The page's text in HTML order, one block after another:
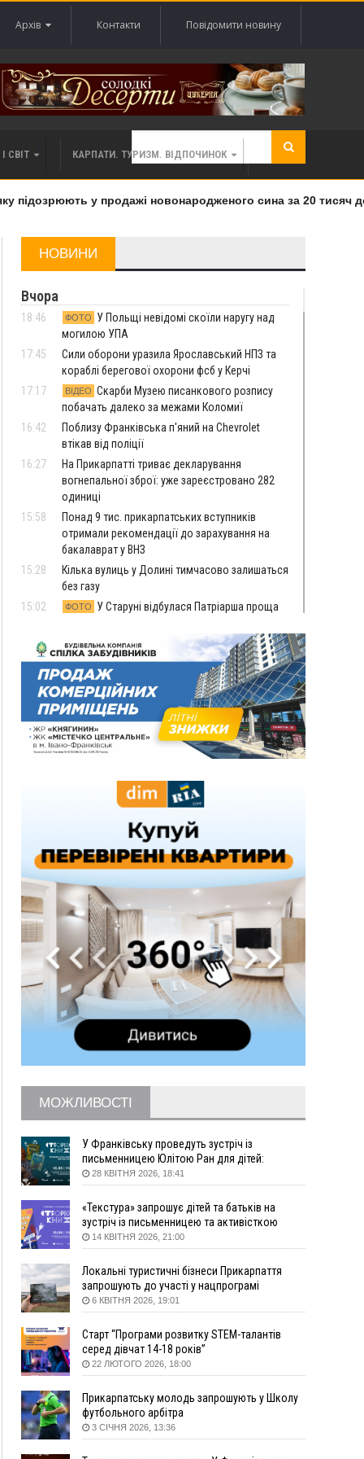
Архів Контакти Повідомити новину
СВІТ КАРПАТИ. ТУРИЗМ. ВІДПОЧИНОК
підозрюють у продажі новонародженого сина за 20 тисяч
НОВИНИ
Вчора
18:46 ФОТО
У Польщі невідомі скоїли наругу над
могилою УПА
17:45
Сили оборони уразила Ярославський НПЗ та
кораблі берегової охорони фсб у Керчі
17:17
ВІДЕО Скарби Музею писанкового розпису
побачать далеко за межами Коломиї
16:42
Поблизу Франківська п'яний на Chevrolet
втікав від поліції
16:27
На Прикарпатті триває декларування
вогнепальної зброї: уже зареєстровано 282
одиниці
15:58
Понад 9 тис. прикарпатських вступників
отримали рекомендації до зарахування на
бакалаврат у ВНЗ
15:28
Кілька вулиць у Долині тимчасово залишаться
без газу
15:02
ФОТО
У Старуні відбулася Патріарша проща
Франківець Лев Кишакевич не зможе стати
суддею Міжнародного кримінального суду
14:14
У Ворохті проведуть Кубок ФЛСУ зі стрибків
на лижах, пам'яті оборонця Богдана Бухонка
13:30
ФОТО На Калущині розшукали чоловіка, який
три дні блукав у лісі
13:14
Боднар розповів про реакцію влади Польщі
"Едельвейси" щемливо привітали рідну
Коломию з Днем міста
Вчора у Франківську, Коломиї, Долині та
Яремче зафіксували рекордну спеку
11:45
У Надвірній п'яна жінка побила малолітнього
хлопчика: суд призначив штраф і 30 тисяч
компенсації
11:17
У басейні Дністра встановилася гідрологічна
посуха - рівні води наблизилися до найнижчих
показників
11:09
У Бурштині поблизу АЗС сталася масова бійка,
поліція з'ясовує обставини
ФОП із Житомира після купівлі права
вимоги за 120 тисяч позивається до
Франківська на понад 20 млн грн
збирання ягід
05 Серпня
19:52
У Франківську вперше прооперували немовля
без відкритої операції
пошукового загону "Плацдарм" Олексій Юков
18:11
СБС за дві доби уразили 13 енергооб'єктів на
окупованих територіях
17:20
Українці подали рекордну кількість заяв до
університетів. Які спеціальності обирають
16:43
Зарплати на Прикарпатті за місяць зросли на
16:14
Франківець, який стріляв біля АЗС, вийшов під
заставу та був повторно затриманий
15:54
Прикарпатець прийшов у Пенсійний та заявив
поліції про гранату, бо йому не нарахували
пенсію
14:59
У Болгарії затримали прикарпатця, який
МОЖЛИВОСТІ
У Франківську проведуть зустріч із
письменницею Юлітою Ран для дітей:
говоритимуть про серію книг про Мавку
28 КВІТНЯ 2026, 18:41
«Текстура» запрошує дітей та батьків на
зустріч із письменницею та активісткою
Анною Повх
14 КВІТНЯ 2026, 21:00
Локальні туристичні бізнеси Прикарпаття
запрошують до участі у нацпрограмі
«Подорож до себе»
6 КВІТНЯ 2026, 19:01
Старт “Програми розвитку STEM-талантів
серед дівчат 14-18 років”
22 ЛЮТОГО 2026, 18:00
Прикарпатську молодь запрошують у Школу
футбольного арбітра
3 СІЧНЯ 2026, 13:36